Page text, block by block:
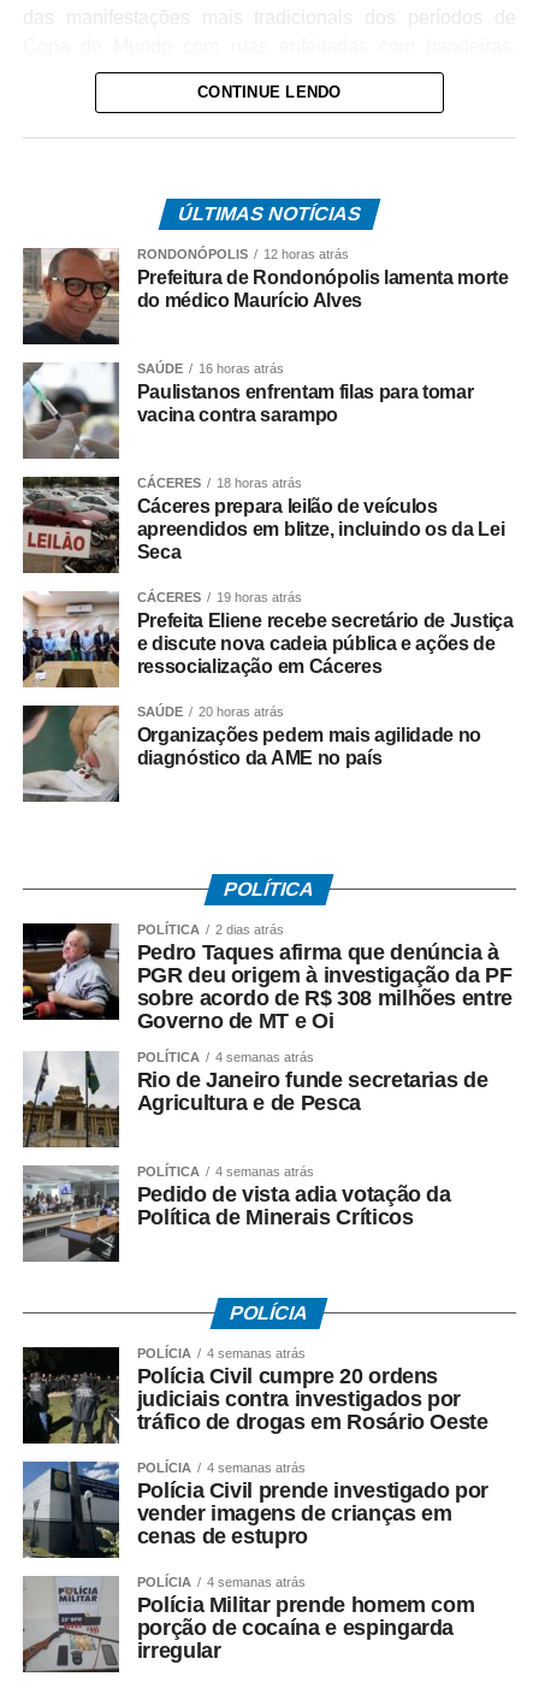
das manifestações mais tradicionais dos períodos de
pinturas e adereços nas cores verde e amarela. Além
disso, o projeto incentiva a integração entre vizinhos e
fortalece o espírito comunitário nos bairros da capital.
nessa quarta-feira. Na oportunidade, o prefeito convidou
a população a participar enviando vídeos das decorações
por meio do perfil oficial da Prefeitura de Cuiabá no
Instagram, @cuiabaprefeitura.
mostrando a decoração da rua até quinta-feira (11), às
23h59. Todos os vídeos participantes serão publicados
nos stories da Prefeitura a partir das 0h de sexta-feira
(12), quando será aberta a votação popular. A votação
será encerrada às 16h de sexta-feira (12). O vídeo com o
maior número de curtidas nos stories da Prefeitura será
declarado vencedor. O resultado será divulgado após o
encerramento da votação.
A rua vencedora receberá o telão para a transmissão da
partida da Seleção Brasileira, promovendo um momento
clima de Copa do Mundo nos bairros cuiabanos.
Regras do sorteio do projeto Minha Rua Show de
Bola
23h59.
2. Todos os vídeos participantes serão publicados nos
stories da Prefeitura a partir das 0h de sexta-feira (12),
quando será aberta a votação.
3. A votação será encerrada às 16h de sexta-feira (12),
nos stories da Prefeitura.
4. O vídeo com o maior número de curtidas nos stories
será declarado vencedor.
5. O resultado será divulgado após o encerramento da
votação.
Prefeitura de Cuiabá – MT
COMENTE ABAIXO:
WhatsApp
Facebook
Twitter
Messenger
LinkedIn
Share
CONTINUE LENDO
ÚLTIMAS NOTÍCIAS
RONDONÓPOLIS 12 horas atrás
Prefeitura de Rondonópolis lamenta morte
do médico Maurício Alves
SAÚDE 16 horas atrás
Paulistanos enfrentam filas para tomar
vacina contra sarampo
CÁCERES 18 horas atrás
Cáceres prepara leilão de veículos
apreendidos em blitze, incluindo os da Lei
Seca
CÁCERES 19 horas atrás
Prefeita Eliene recebe secretário de Justiça
e discute nova cadeia pública e ações de
ressocialização em Cáceres
SAÚDE 20 horas atrás
Organizações pedem mais agilidade no
diagnóstico da AME no país
POLÍTICA
POLÍTICA 2 dias atrás
Pedro Taques afirma que denúncia à
PGR deu origem à investigação da PF
sobre acordo de R$ 308 milhões entre
Governo de MT e Oi
POLÍTICA 4 semanas atrás
Rio de Janeiro funde secretarias de
Agricultura e de Pesca
POLÍTICA 4 semanas atrás
Pedido de vista adia votação da
Política de Minerais Críticos
POLÍCIA
POLÍCIA 4 semanas atrás
Polícia Civil cumpre 20 ordens
judiciais contra investigados por
tráfico de drogas em Rosário Oeste
POLÍCIA 4 semanas atrás
Polícia Civil prende investigado por
vender imagens de crianças em
cenas de estupro
POLÍCIA 4 semanas atrás
Polícia Militar prende homem com
porção de cocaína e espingarda
irregular